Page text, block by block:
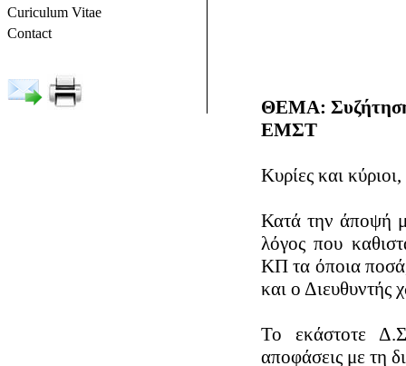
Βιογραφικό Σημείωμα
Επικοινωνία
Curiculum Vitae
Contact
ΘΕΜΑ: Συζήτηση
ΕΜΣΤ
Κυρίες και κύριοι,
Κατά την άποψή
λόγος που
ΚΠ τα όποια ποσά,
και ο Διευθυντής
Το εκάστοτε
αποφάσεις με τη